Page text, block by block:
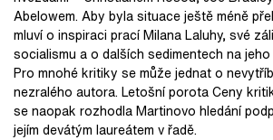
Abelowem. Aby byla situace ještě méně
mluví o inspiraci prací Milana Laluhy, své
socialismu a o dalších sedimentech na
Pro mnohé kritiky se může jednat o
nezralého autora. Letošní porota Ceny
se naopak rozhodla Martinovo hledání
jejím devátým laureátem v řadě.